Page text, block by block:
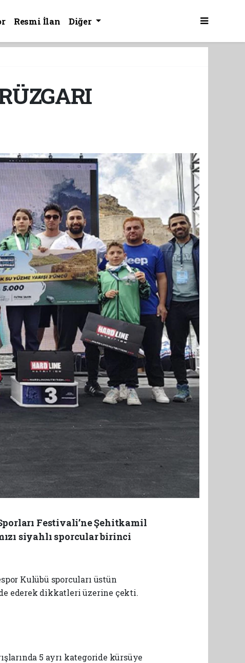
Resmi İlan Diğer
Festivali’ne Şehitkamil
siyahlı sporcular birinci
Kulübü sporcuları üstün
ederek dikkatleri üzerine çekti.
5 ayrı kategoride kürsüye